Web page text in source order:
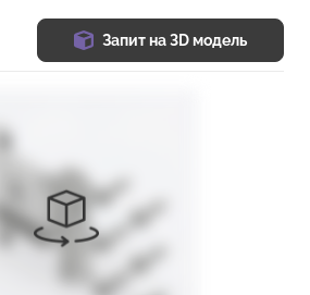
Запит на 3D модель